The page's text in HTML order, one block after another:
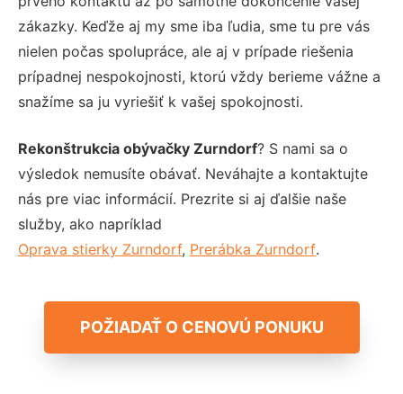
zákazky. Keďže aj my sme iba ľudia, sme tu pre vás
nielen počas spolupráce, ale aj v prípade riešenia
prípadnej nespokojnosti, ktorú vždy berieme vážne a
snažíme sa ju vyriešiť k vašej spokojnosti.
Rekonštrukcia obývačky Zurndorf? S nami sa o
výsledok nemusíte obávať. Neváhajte a kontaktujte
nás pre viac informácií. Prezrite si aj ďalšie naše
služby, ako napríklad
Oprava stierky Zurndorf, Prerábka Zurndorf.
POŽIADAŤ O CENOVÚ PONUKU